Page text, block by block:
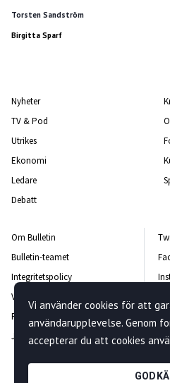
Torsten Sandström
Birgitta Sparf
Nyheter
TV & Pod
Utrikes
Ekonomi
Ledare
Debatt
Om Bulletin
Bulletin-teamet
Integritetspolicy
Vanliga frågor och svar
Rättelsepolicy
Jobba hos oss
Vi använder cookies för att
användarupplevelse. Genom
accepterar du att cookies